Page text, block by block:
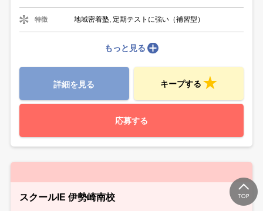
特徴 地域密着塾, 定期テストに強い（補習型）
もっと見る
詳細を見る キープする
応募する
スクールIE 伊勢崎南校